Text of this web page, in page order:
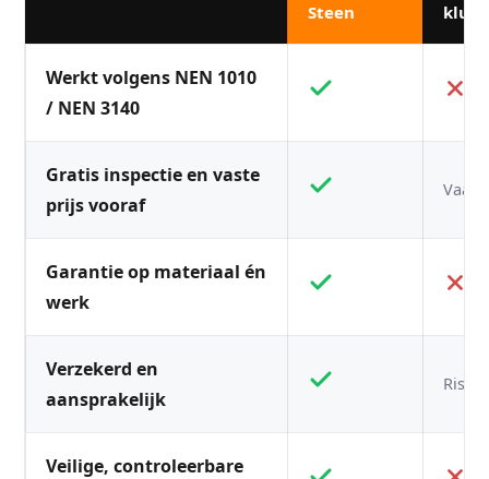
Steen
Werkt volgens NEN 1010
/ NEN 3140
Gratis inspectie en vaste
prijs vooraf
Vaak
Garantie op materiaal én
werk
Verzekerd en
aansprakelijk
Veilige, controleerbare